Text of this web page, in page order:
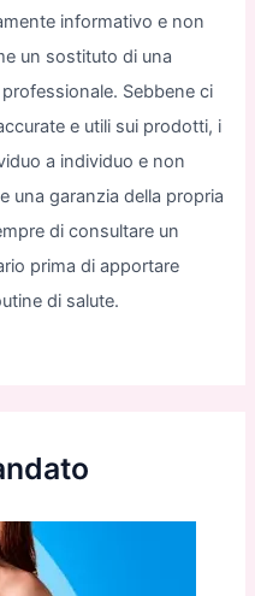
informativo e non
un sostituto di una
Sebbene ci
e utili sui prodotti, i
a individuo e non
una garanzia della propria
di consultare un
prima di apportare
di salute.